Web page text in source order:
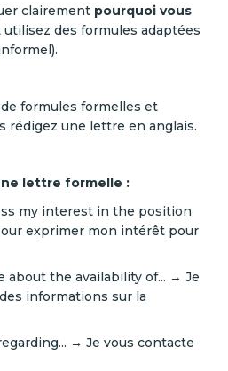
clairement pourquoi vous
utilisez des formules adaptées
formules formelles et
rédigez une lettre en anglais.
lettre formelle :
my interest in the position
exprimer mon intérêt pour
about the availability of... → Je
informations sur la
→ Je vous contacte